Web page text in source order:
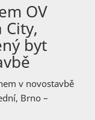
OV
City,
byt
v novostavbě
Brno –